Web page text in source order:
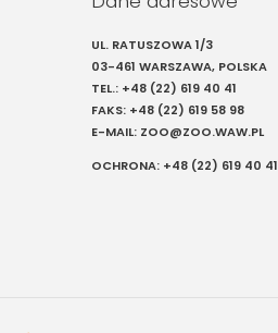
UL. RATUSZOWA 1/3
03-461 WARSZAWA, POLSKA
TEL.: +48 (22) 619 40 41
FAKS: +48 (22) 619 58 98
E-MAIL: ZOO@ZOO.WAW.PL
OCHRONA: +48 (22) 619 40 41